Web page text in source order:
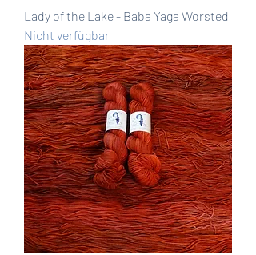
Lady of the Lake - Baba Yaga Worsted
Nicht verfügbar